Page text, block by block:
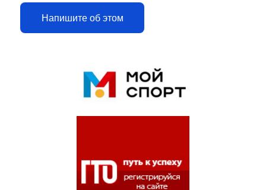
Напишите об этом